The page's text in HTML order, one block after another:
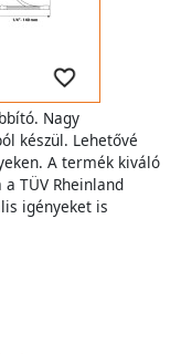
Nagy
készül. Lehetővé
A termék kiváló
TÜV Rheinland
igényeket is